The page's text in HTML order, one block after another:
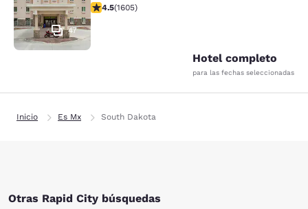
47
calificación de 4.54 estrellas. Excelente. 1605 reseñas
4.5(1605)
Hotel completo
para las fechas seleccionadas
Inicio Es Mx South Dakota
Otras Rapid City búsquedas